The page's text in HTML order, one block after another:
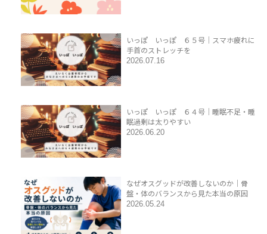
いっぽ いっぽ ６５号｜スマホ疲れに
手首のストレッチを
2026.07.16
いっぽ いっぽ ６４号｜睡眠不足・睡
眠過剰は太りやすい
2026.06.20
なぜオスグッドが改善しないのか｜骨
盤・体のバランスから見た本当の原因
2026.05.24